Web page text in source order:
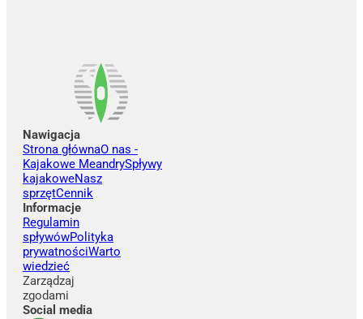
Nawigacja
Strona głównaO nas -
Kajakowe MeandrySpływy
kajakoweNasz
sprzętCennik
Informacje
Regulamin
spływówPolityka
prywatnościWarto
wiedzieć
Zarządzaj
zgodami
Social media